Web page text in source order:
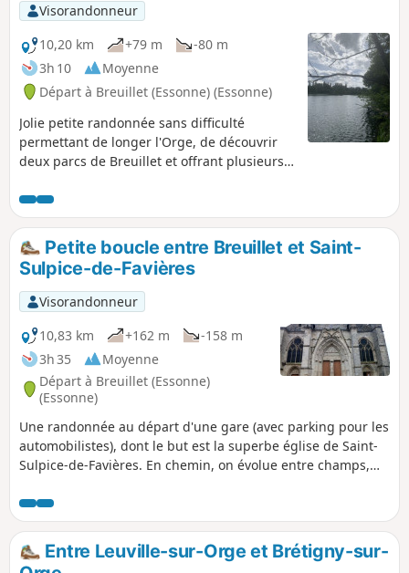
Visorandonneur
10,20 km
+79 m
-80 m
3h 10
Moyenne
Départ à Breuillet (Essonne) (Essonne)
Jolie petite randonnée sans difficulté
permettant de longer l'Orge, de découvrir
deux parcs de Breuillet et offrant plusieurs
Rémarde. Variée, pas mal d'ombre le long de
ce tracé accessible en RER .
Petite boucle entre Breuillet et Saint-
Sulpice-de-Favières
Visorandonneur
10,83 km
+162 m
-158 m
3h 35
Moyenne
Départ à Breuillet (Essonne)
(Essonne)
Une randonnée au départ d'une gare (avec parking pour les
automobilistes), dont le but est la superbe église de Saint-
Sulpice-de-Favières. En chemin, on évolue entre champs,
d'un ancien moulin à eau.
Entre Leuville-sur-Orge et Brétigny-sur-